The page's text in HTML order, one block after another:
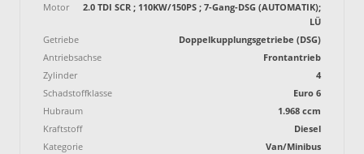
Motor
2.0 TDI SCR ; 110KW/150PS ; 7-Gang-DSG (AUTOMATIK);
LÜ
Getriebe
Doppelkupplungsgetriebe (DSG)
Antriebsachse
Frontantrieb
Zylinder
4
Schadstoffklasse
Euro 6
Hubraum
1.968 ccm
Kraftstoff
Diesel
Kategorie
Van/Minibus